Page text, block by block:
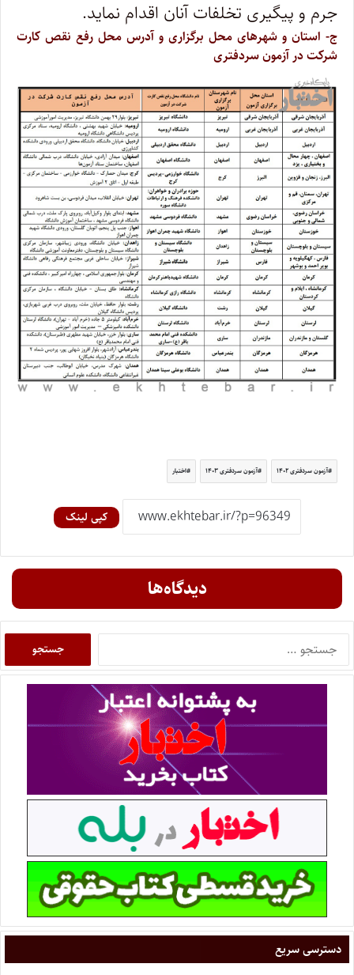
جرم و پیگیری تخلفات آنان اقدام نماید.
ج- استان و شهرهای محل برگزاری و آدرس محل رفع نقص کارت
شرکت در آزمون سردفتری
آزمون سردفتری ۱۴۰۲ آزمون سردفتری ۱۴۰۳ اختبار
کپی لینک
دیدگاه‌ها
دسترسی سریع